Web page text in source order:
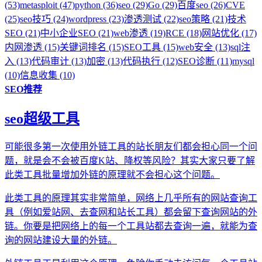
(53)metasploit (47)python (36)seo (29)Go (29)百度seo (26)CVE
(25)seo技巧 (24)wordpress (23)渗透测试 (22)seo策略 (21)技术
SEO (21)中小企业SEO (21)web渗透 (19)RCE (18)网站优化 (17)
内网渗透 (15)关键词排名 (15)SEO工具 (15)web安全 (13)sql注
入 (13)代码审计 (13)加密 (13)代码执行 (12)SEO诊断 (11)mysql
(10)信息收集 (10)
SEO推荐
seo超级工具
可能很多第一次使用外链工具的站长朋友们都会担心同一个问
题，就是会不会被百度K站、降权等风险？其实大家只要了解
此类工具批量增加外链的原理就不会担心这个问题。
此类工具的原理其实非常简单，网络上几乎所有的网站查询工
具（例如爱站网、去查网和站长工具）都会留下查询网站的外
链。你要是把网络上的每一个工具站都去查询一遍，就能为查
询的网站建设大量的外链。